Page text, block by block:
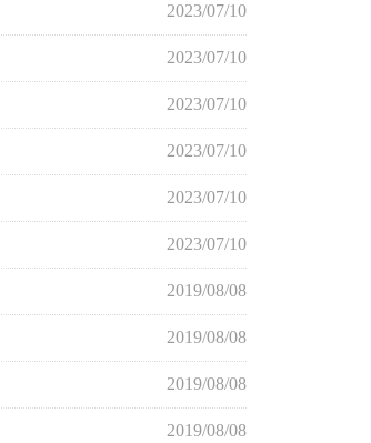
2023/07/10
2023/07/10
2023/07/10
2023/07/10
2023/07/10
2023/07/10
2019/08/08
2019/08/08
2019/08/08
2019/08/08